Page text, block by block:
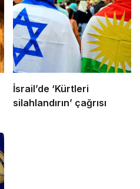
İsrail’de ‘Kürtleri
silahlandırın’ çağrısı